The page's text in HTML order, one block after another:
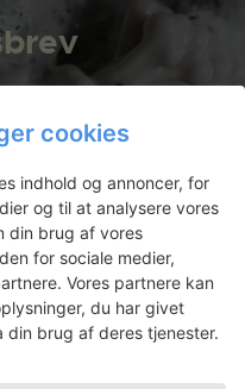
arrangementer
indbakke.
cookies
indhold og annoncer, for
og til at analysere vores
din brug af vores
for sociale medier,
Vores partnere kan
du har givet
din brug af deres tjenester.